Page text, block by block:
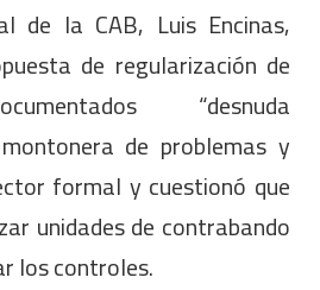
de la CAB, Luis Encinas,
de regularización de
“desnuda
de problemas y
formal y cuestionó que
unidades de contrabando
los controles.